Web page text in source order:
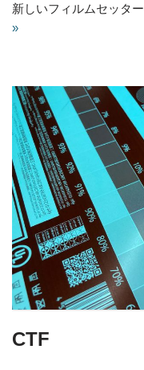
新しいフィルムセッタ
»
CTF